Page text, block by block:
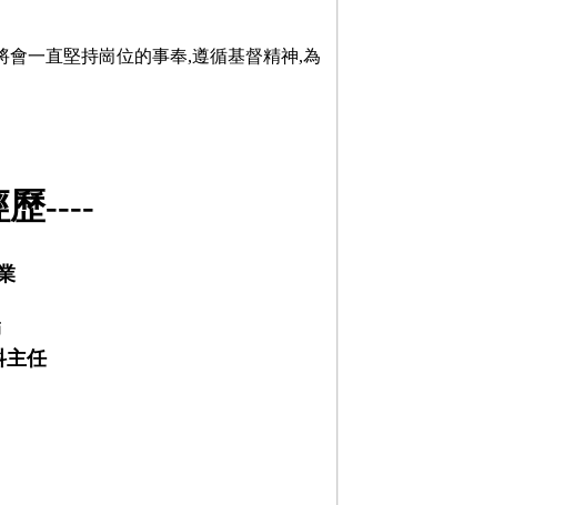
一直堅持崗位的事奉,遵循基督精神,為
----
主任